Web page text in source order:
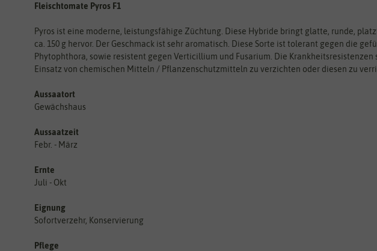
Fleischtomate Pyros F1
Pyros ist eine moderne, leistungsfähige Züchtung. Diese Hybride bringt glatte, runde,
ca. 150 g hervor. Der Geschmack ist sehr aromatisch. Diese Sorte ist tolerant gegen die
Phytophthora, sowie resistent gegen Verticillium und Fusarium. Die Krankheitsresistenzen
Einsatz von chemischen Mitteln / Pflanzenschutzmitteln zu verzichten oder diesen zu
Aussaatort
Gewächshaus
Aussaatzeit
Febr. - März
Ernte
Juli - Okt
Eignung
Sofortverzehr, Konservierung
Pflege